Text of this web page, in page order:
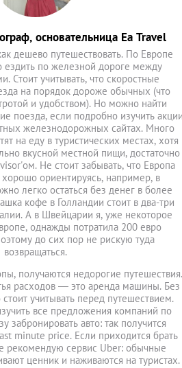
основательница Ea Travel
дешево путешествовать. По Европе
ездить по железной дороге между
Стоит учитывать, что скоростные
на порядок дороже обычных (что
и удобством). Но можно найти
поезда, если подробно изучить
железнодорожных сайтах. Много
на еду в туристических местах, хотя
вкусной местной пищи, достаточно
Не стоит забывать, что Европа
ориентируясь, например, в
легко остаться без денег в более
кофе в Голландии стоит в два-три
А в Швейцарии я, уже некоторое
однажды потратила 200 евро
до сих пор не рискую туда
возвращаться.
получаются недорогие путешествия.
расходов — это аренда машины. Без
учитывать перед путешествием.
все предложения компаний по
забронировать авто: так получится
minute price. Если приходится брать
рекомендую сервис Uber: обычные
ценник и наживаются на туристах.